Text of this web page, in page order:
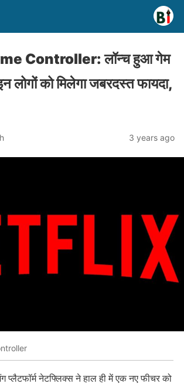
Controller: लॉन्च हुआ गेम
लोगों को मिलेगा जबरदस्त फायदा,
3 years ago
प्लैटफॉर्म नेटफ्लिक्स ने हाल ही में एक नए फीचर को